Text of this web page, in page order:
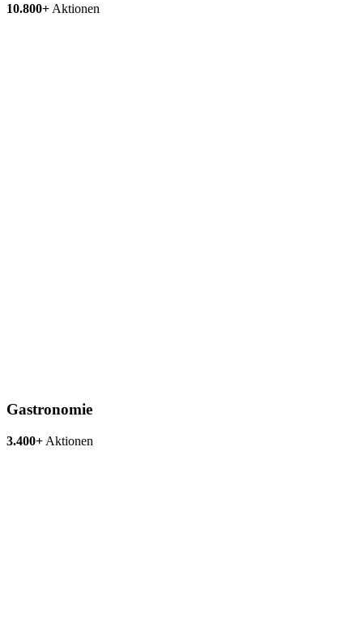
10.800+ Aktionen
Gastronomie
3.400+ Aktionen